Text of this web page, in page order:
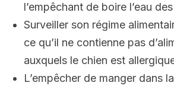
l’empêchant de boire l’eau
Surveiller son régime
ce qu’il ne contienne pas
auxquels le chien est
L’empêcher de manger dans